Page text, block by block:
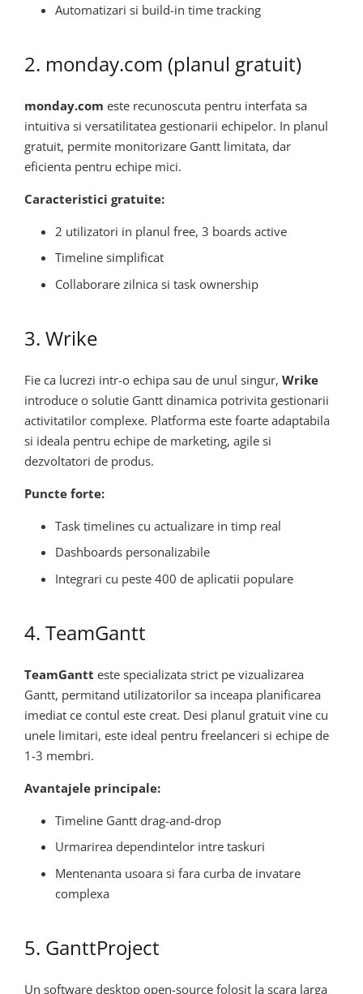
Automatizari si build-in time tracking
2. monday.com (planul gratuit)
monday.com este recunoscuta pentru interfata sa
intuitiva si versatilitatea gestionarii echipelor. In planul
gratuit, permite monitorizare Gantt limitata, dar
eficienta pentru echipe mici.
Caracteristici gratuite:
2 utilizatori in planul free, 3 boards active
Timeline simplificat
Collaborare zilnica si task ownership
3. Wrike
Fie ca lucrezi intr-o echipa sau de unul singur, Wrike
introduce o solutie Gantt dinamica potrivita gestionarii
activitatilor complexe. Platforma este foarte adaptabila
si ideala pentru echipe de marketing, agile si
dezvoltatori de produs.
Puncte forte:
Task timelines cu actualizare in timp real
Dashboards personalizabile
Integrari cu peste 400 de aplicatii populare
4. TeamGantt
TeamGantt este specializata strict pe vizualizarea
Gantt, permitand utilizatorilor sa inceapa planificarea
imediat ce contul este creat. Desi planul gratuit vine cu
unele limitari, este ideal pentru freelanceri si echipe de
1-3 membri.
Avantajele principale:
Timeline Gantt drag-and-drop
Urmarirea dependintelor intre taskuri
Mentenanta usoara si fara curba de invatare
complexa
5. GanttProject
Un software desktop open-source folosit la scara larga